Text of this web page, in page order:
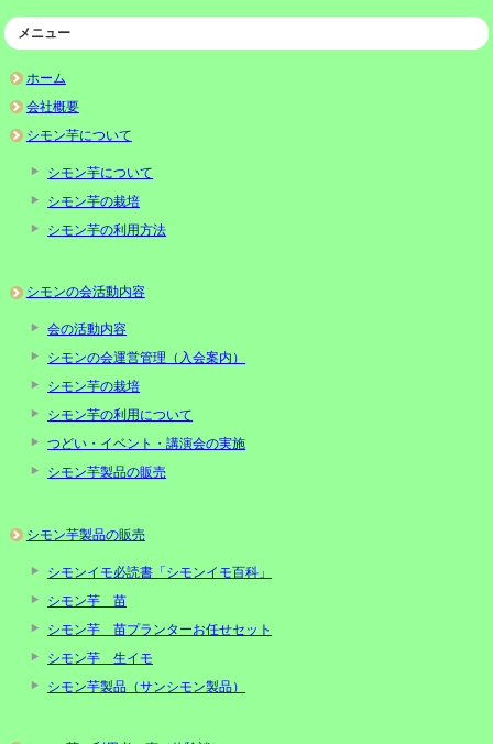
メニュー
ホーム
会社概要
シモン芋について
シモン芋について
シモン芋の栽培
シモン芋の利用方法
シモンの会活動内容
会の活動内容
シモンの会運営管理（入会案内）
シモン芋の栽培
シモン芋の利用について
つどい・イベント・講演会の実施
シモン芋製品の販売
シモン芋製品の販売
シモンイモ必読書「シモンイモ百科」
シモン芋 苗
シモン芋 苗プランターお任せセット
シモン芋 生イモ
シモン芋製品（サンシモン製品）